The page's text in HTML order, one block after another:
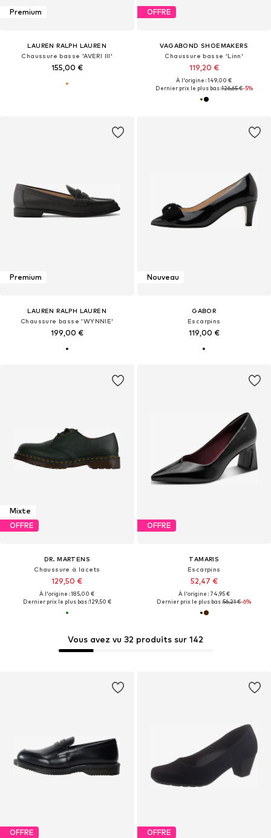
Premium
LAUREN RALPH LAUREN
Chaussure basse 'AVERI III'
155,00 €
OFFRE
VAGABOND SHOEMAKERS
Chaussure basse 'Linn'
119,20 €
À l'origine : 149,00 €
Dernier prix le plus bas :126,65 €-5%
Premium
LAUREN RALPH LAUREN
Chaussure basse 'WYNNIE'
199,00 €
Nouveau
GABOR
Escarpins
119,00 €
Mixte
OFFRE
DR. MARTENS
Chaussure à lacets
129,50 €
À l'origine : 185,00 €
Dernier prix le plus bas :129,50 €
OFFRE
TAMARIS
Escarpins
52,47 €
À l'origine : 74,95 €
Dernier prix le plus bas :56,21 €-6%
OFFRE
Vous avez vu 32 produits sur 142
OFFRE